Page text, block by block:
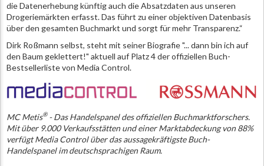
die Datenerhebung künftig auch die Absatzdaten aus unseren
Drogeriemärkten erfasst. Das führt zu einer objektiven Datenbasis
über den gesamten Buchmarkt und sorgt für mehr Transparenz.“
Dirk Roßmann selbst, steht mit seiner Biografie "... dann bin ich auf
den Baum geklettert!" aktuell auf Platz 4 der offiziellen Buch-
Bestsellerliste von Media Control.
MC Metis®- Das Handelspanel des offiziellen Buchmarktforschers.
Mit über 9.000 Verkaufsstätten und einer Marktabdeckung von 88%
verfügt Media Control über das aussagekräftigste Buch-
Handelspanel im deutschsprachigen Raum.